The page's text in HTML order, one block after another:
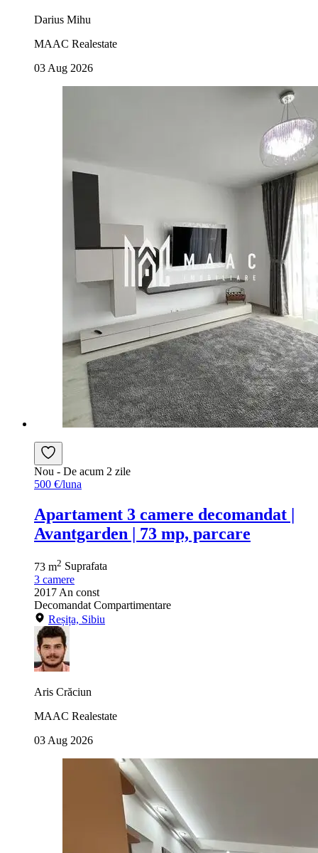
Darius Mihu
MAAC Realestate
03 Aug 2026
Nou - De acum 2 zile
500 €/luna
Apartament 3 camere decomandat |
Avantgarden | 73 mp, parcare
73 m2 Suprafata
3 camere
2017 An const
Decomandat Compartimentare
Reșița, Sibiu
Aris Crăciun
MAAC Realestate
03 Aug 2026